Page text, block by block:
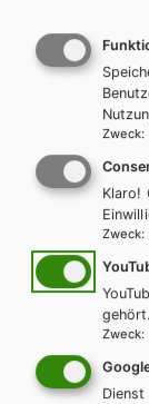
TIPPS
LINKLISTE
und
Zweck:
Klaro!
Zweck:
gehört.
Zweck: